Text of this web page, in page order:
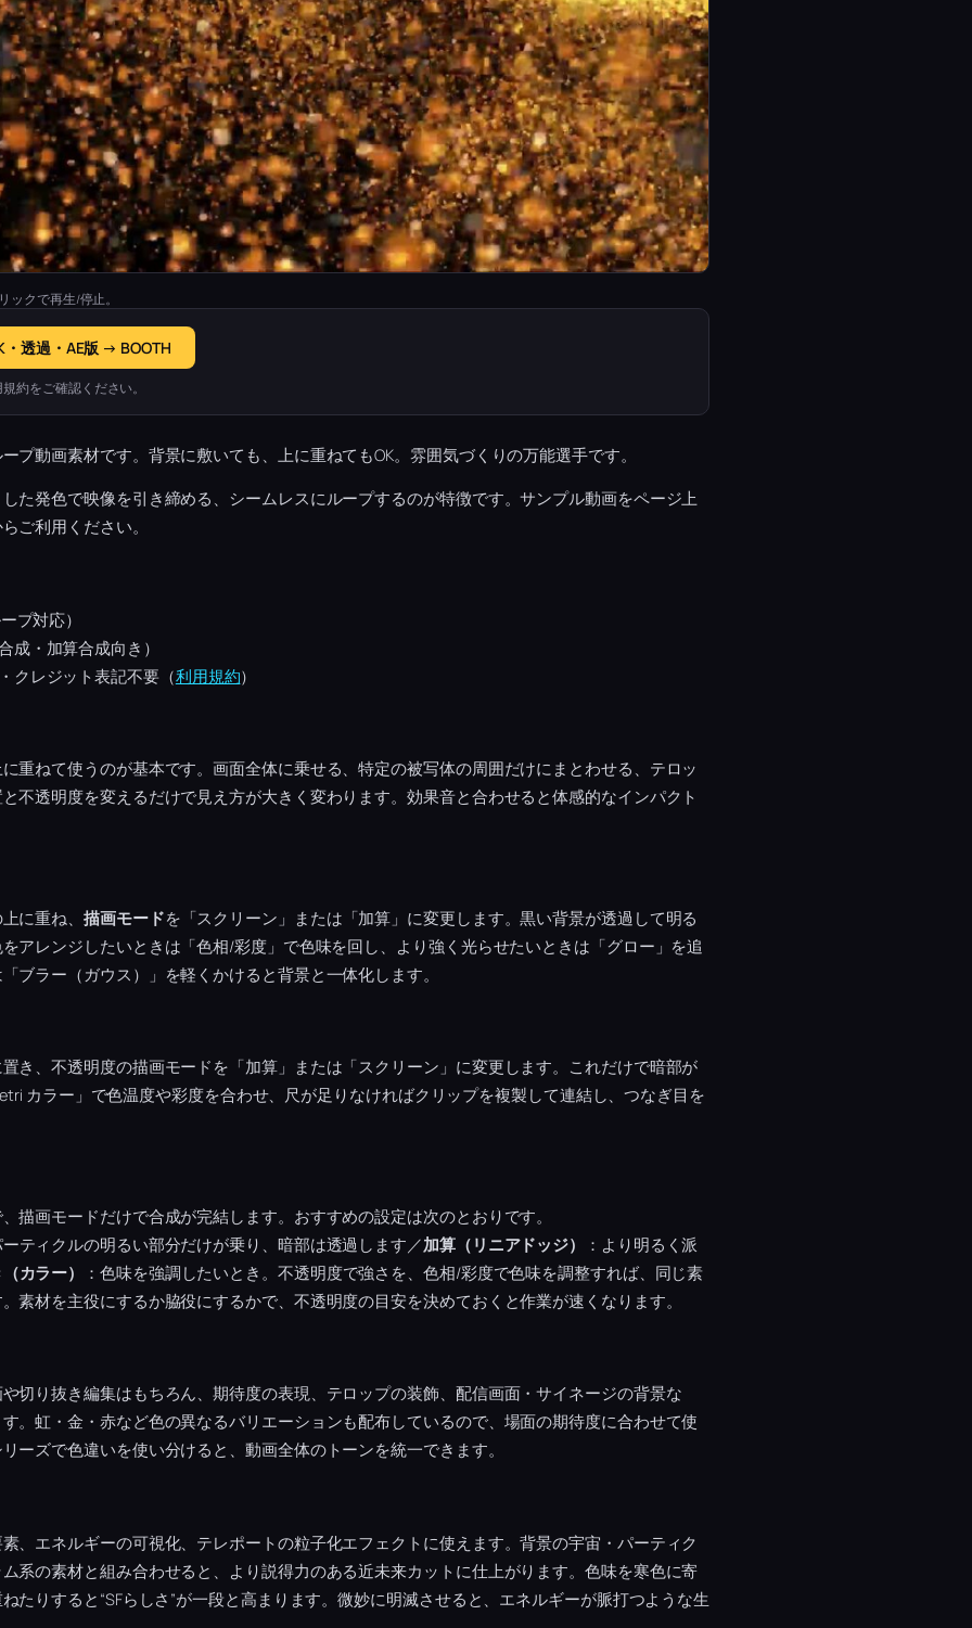
ックで再生/停止。
・透過・AE版 → BOOTH
約をご確認ください。
プ動画素材です。背景に敷いても、上に重ねてもOK。雰囲気づくりの万能選手です。
た発色で映像を引き締める、シームレスにループするのが特徴です。サンプル動画をページ上
ご利用ください。
プ対応）
成・加算合成向き）
クレジット表記不要（利用規約）
重ねて使うのが基本です。画面全体に乗せる、特定の被写体の周囲だけにまとわせる、テロッ
不透明度を変えるだけで見え方が大きく変わります。効果音と合わせると体感的なインパクト
に重ね、描画モードを「スクリーン」または「加算」に変更します。黒い背景が透過して明る
アレンジしたいときは「色相/彩度」で色味を回し、より強く光らせたいときは「グロー」を追
ブラー（ガウス）」を軽くかけると背景と一体化します。
き、不透明度の描画モードを「加算」または「スクリーン」に変更します。これだけで暗部が
カラー」で色温度や彩度を合わせ、尺が足りなければクリップを複製して連結し、つなぎ目を
描画モードだけで合成が完結します。おすすめの設定は次のとおりです。
ティクルの明るい部分だけが乗り、暗部は透過します／加算（リニアドッジ）
：より明るく派
カラー）
：色味を強調したいとき。不透明度で強さを、色相/彩度で色味を調整すれば、同じ素
素材を主役にするか脇役にするかで、不透明度の目安を決めておくと作業が速くなります。
切り抜き編集はもちろん、期待度の表現、テロップの装飾、配信画面・サイネージの背景な
。虹・金・赤など色の異なるバリエーションも配布しているので、場面の期待度に合わせて使
ーズで色違いを使い分けると、動画全体のトーンを統一できます。
、エネルギーの可視化、テレポートの粒子化エフェクトに使えます。背景の宇宙・パーティク
系の素材と組み合わせると、より説得力のある近未来カットに仕上がります。色味を寒色に寄
たりすると“SFらしさ”が一段と高まります。微妙に明滅させると、エネルギーが脈打つような生